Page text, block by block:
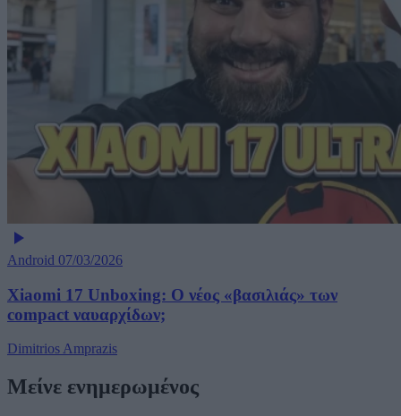
Android 07/03/2026
Xiaomi 17 Unboxing: Ο νέος «βασιλιάς» των
compact ναυαρχίδων;
Dimitrios Amprazis
Μείνε ενημερωμένος